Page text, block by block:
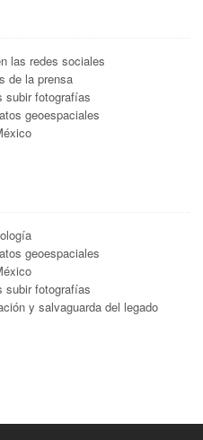
las redes sociales
de la prensa
subir fotografías
geoespaciales
geoespaciales
subir fotografías
y salvaguarda del legado